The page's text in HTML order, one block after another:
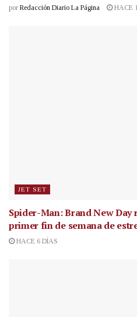
por Redacción Diario La Página HACE
JET SET
Spider-Man: Brand New
primer fin de semana de
HACE 6 DÍAS